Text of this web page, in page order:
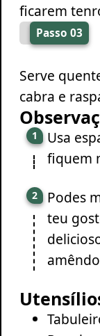
ficarem
Passo 03
Serve
cabra e
Usa
fiquem
Podes
teu